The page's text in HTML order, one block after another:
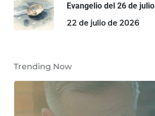
Evangelio del 26 de julio
22 de julio de 2026
Trending Now